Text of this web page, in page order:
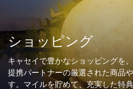
ショッピング
キャセイで豊かなショッピングを
提携パートナーの厳選された商品
す。マイルを貯めて、充実した特